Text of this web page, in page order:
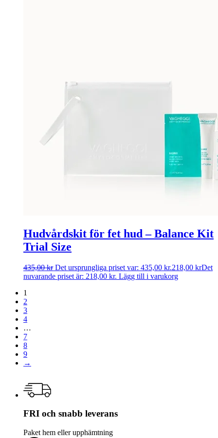
Hudvårdskit för fet hud – Balance Kit
Trial Size
435,00kr Det ursprungliga priset var: 435,00 kr.218,00 krDet
nuvarande priset är: 218,00 kr. Lägg till i varukorg
1
2
3
4
…
7
8
9
→
FRI och snabb leverans
Paket hem eller upphämtning